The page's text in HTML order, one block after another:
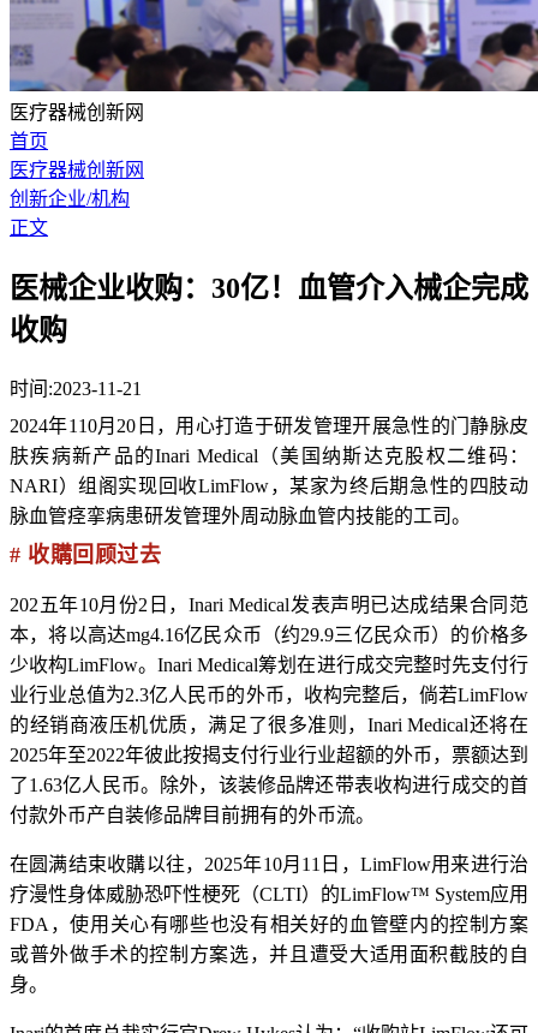
医疗器械创新网
首页
医疗器械创新网
创新企业/机构
正文
医械企业收购：30亿！血管介入械企完成
收购
时间:2023-11-21
2024年110月20日，用心打造于研发管理开展急性的门静脉皮
肤疾病新产品的Inari Medical（美国纳斯达克股权二维码：
NARI）组阁实现回收LimFlow，某家为终后期急性的四肢动
脉血管痉挛病患研发管理外周动脉血管内技能的工司。
# 收購回顾过去
202五年10月份2日，Inari Medical发表声明已达成结果合同范
本，将以高达mg4.16亿民众币（约29.9三亿民众币）的价格多
少收构LimFlow。Inari Medical筹划在进行成交完整时先支付行
业行业总值为2.3亿人民币的外币，收构完整后，倘若LimFlow
的经销商液压机优质，满足了很多准则，Inari Medical还将在
2025年至2022年彼此按揭支付行业行业超额的外币，票额达到
了1.63亿人民币。除外，该装修品牌还带表收构进行成交的首
付款外币产自装修品牌目前拥有的外币流。
在圆满结束收購以往，2025年10月11日，LimFlow用来进行治
疗漫性身体威胁恐吓性梗死（CLTI）的LimFlow™ System应用
FDA，使用关心有哪些也没有相关好的血管壁内的控制方案
或普外做手术的控制方案选，并且遭受大适用面积截肢的自
身。